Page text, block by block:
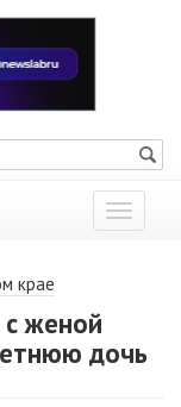
Показать
меню
крае
женой
дочь